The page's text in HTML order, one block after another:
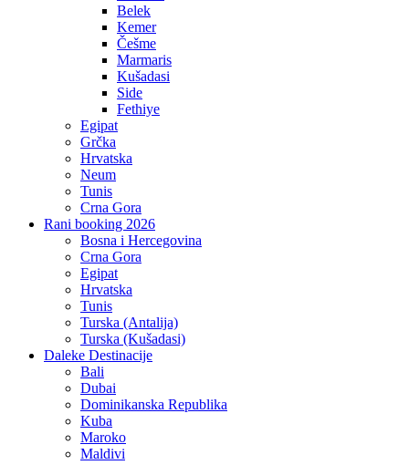
Belek
Kemer
Češme
Marmaris
Kušadasi
Side
Fethiye
Egipat
Grčka
Hrvatska
Neum
Tunis
Crna Gora
Rani booking 2026
Bosna i Hercegovina
Crna Gora
Egipat
Hrvatska
Tunis
Turska (Antalija)
Turska (Kušadasi)
Daleke Destinacije
Bali
Dubai
Dominikanska Republika
Kuba
Maroko
Maldivi